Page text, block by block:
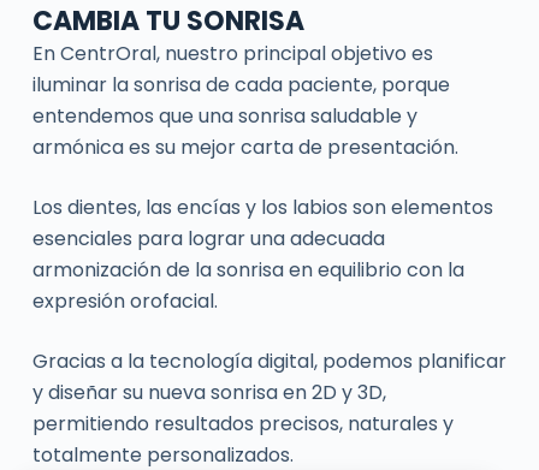
CAMBIA TU SONRISA
En CentrOral, nuestro principal objetivo es
iluminar la sonrisa de cada paciente, porque
entendemos que una sonrisa saludable y
armónica es su mejor carta de presentación.
Los dientes, las encías y los labios son elementos
esenciales para lograr una adecuada
armonización de la sonrisa en equilibrio con la
expresión orofacial.
Gracias a la tecnología digital, podemos planificar
y diseñar su nueva sonrisa en 2D y 3D,
permitiendo resultados precisos, naturales y
totalmente personalizados.